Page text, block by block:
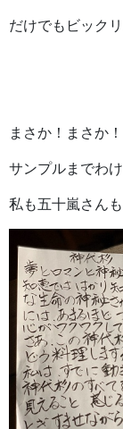
だけでもビックリ
まさか！まさか！
サンプルまでわ
私も五十嵐さん